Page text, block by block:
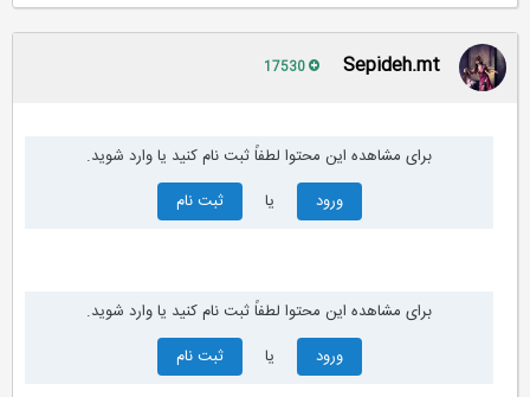
Sepideh.mt
برای مشاهده این محتوا لطفاً ثبت نام کنید یا وارد شوید.
ورود
ثبت نام
برای مشاهده این محتوا لطفاً ثبت نام کنید یا وارد شوید.
ورود
ثبت نام